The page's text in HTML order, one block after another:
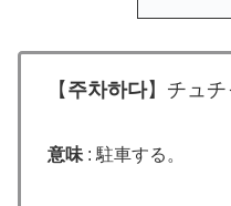
【 주차하다】チュ
意味 : 駐車する。